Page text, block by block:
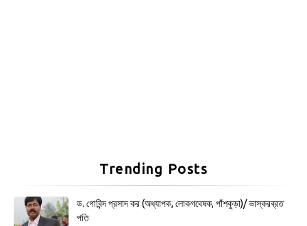
Trending Posts
ড. গোবিন্দ প্রসাদ কর (অধ্যাপক, লোকগবেষক, পাঁশকুড়া)/ ভাস্করব্রত
পতি